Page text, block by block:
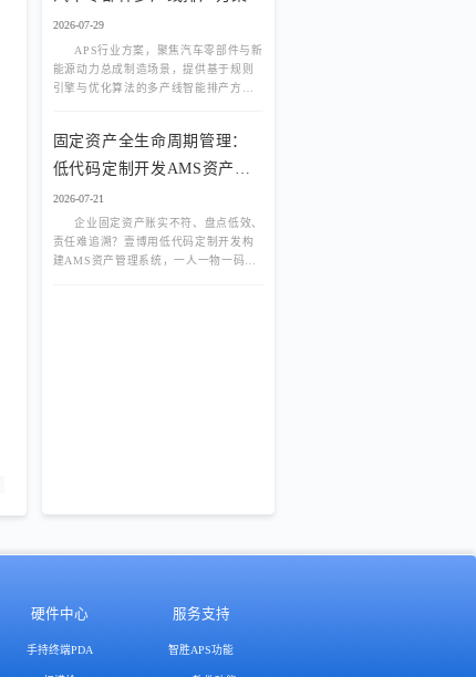
2026-07-29
APS行业方案，聚焦汽车零部件与新
能源动力总成制造场景，提供基于规则
引擎与优化算法的多产线智能排产方
慢、交期延误、产能不均难题。
固定资产全生命周期管理：
低代码定制开发AMS资产管
理系统
2026-07-21
企业固定资产账实不符、盘点低效、
责任难追溯？壹博用低代码定制开发构
建AMS资产管理系统，一人一物一码、
硬件中心
手持终端PDA
服务支持
智胜APS功能